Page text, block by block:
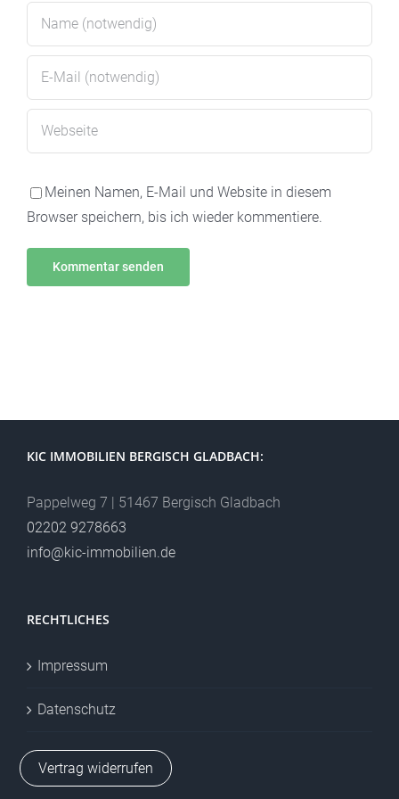
Meinen Namen, E-Mail und Website in diesem
Browser speichern, bis ich wieder kommentiere.
KIC IMMOBILIEN BERGISCH GLADBACH:
Pappelweg 7 | 51467 Bergisch Gladbach
02202 9278663
info@kic-immobilien.de
RECHTLICHES
Impressum
Datenschutz
Vertrag widerrufen